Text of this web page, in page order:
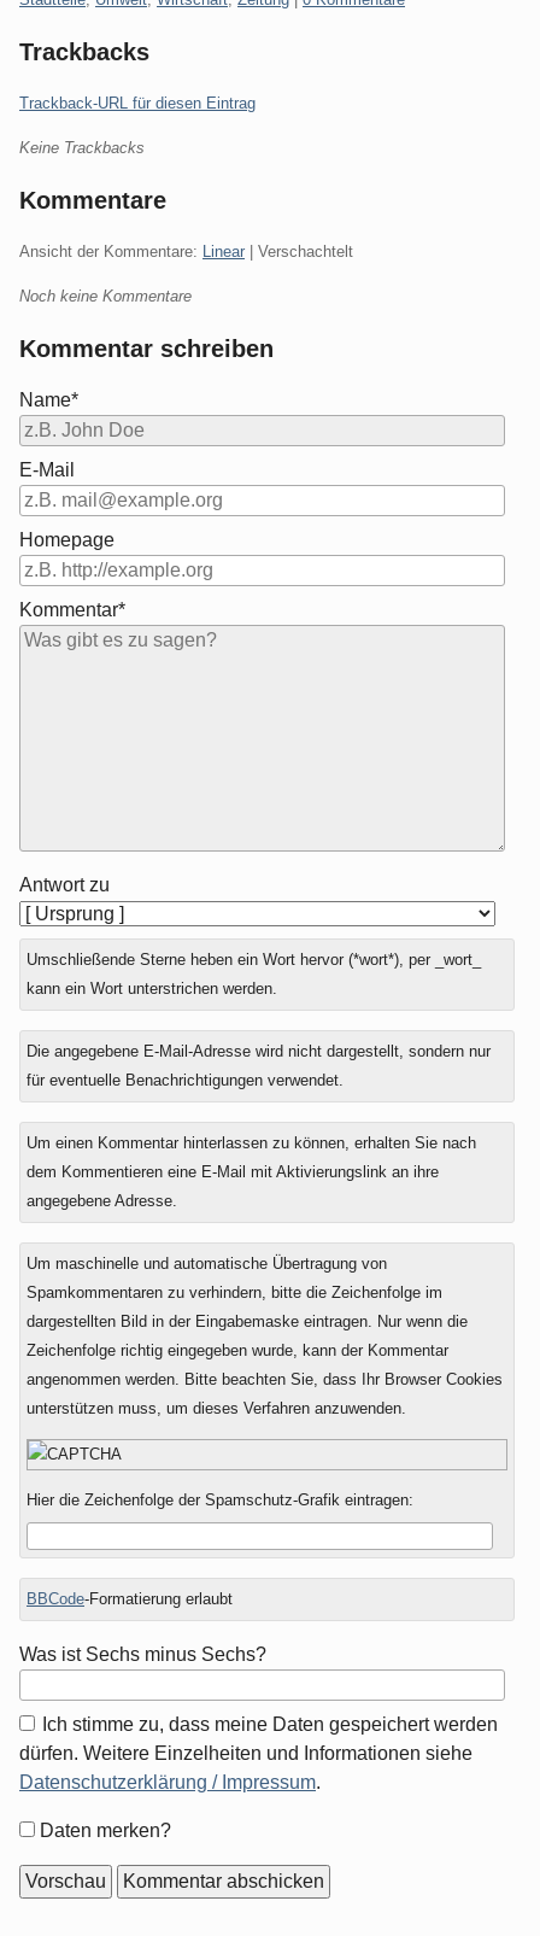
Trackbacks
Trackback-URL für diesen Eintrag
Keine Trackbacks
Kommentare
Ansicht der Kommentare: Linear | Verschachtelt
Noch keine Kommentare
Kommentar schreiben
Name*
E-Mail
Homepage
Kommentar*
Antwort zu
Umschließende Sterne heben ein Wort hervor (*wort*), per _wort_
kann ein Wort unterstrichen werden.
Die angegebene E-Mail-Adresse wird nicht dargestellt, sondern nur
für eventuelle Benachrichtigungen verwendet.
Um einen Kommentar hinterlassen zu können, erhalten Sie nach
dem Kommentieren eine E-Mail mit Aktivierungslink an ihre
angegebene Adresse.
Um maschinelle und automatische Übertragung von
Spamkommentaren zu verhindern, bitte die Zeichenfolge im
dargestellten Bild in der Eingabemaske eintragen. Nur wenn die
Zeichenfolge richtig eingegeben wurde, kann der Kommentar
angenommen werden. Bitte beachten Sie, dass Ihr Browser Cookies
unterstützen muss, um dieses Verfahren anzuwenden.
Hier die Zeichenfolge der Spamschutz-Grafik eintragen:
BBCode-Formatierung erlaubt
Was ist Sechs minus Sechs?
Ich stimme zu, dass meine Daten gespeichert werden
dürfen. Weitere Einzelheiten und Informationen siehe
Datenschutzerklärung / Impressum.
Formular-
Daten merken?